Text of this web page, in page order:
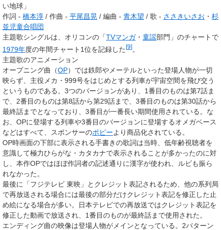
い地球」
作詞 - 橋本淳 / 作曲 - 平尾昌晃 / 編曲 - 青木望 / 歌 - ささきいさお ・ 杉
並児童合唱団
主題歌シングルは、オリコンの「TVマンガ・ 童謡部門」のチャートで
1979年度の年間チャート1位を記録した[9]。
主題歌のアニメーション
オープニング曲（OP）では鉄郎やメーテルといった登場人物が一切
映らず、主役メカ・999号をはじめとする列車が宇宙空間を飛び交う
というものである。3つのバージョンがあり、1番目のものは第7話ま
で、2番目のものは第8話から第29話まで、3番目のものは第30話から
最終話までとなっており、3番目が一番長い期間使用されている。な
お、OPに登場する列車や3番目のバージョンに登場するオメガベース
などはすべて、スポンサーのポピーより商品化されている。
OP時画面の下部に表示される手書きの歌詞は当時、低年齢視聴者を
意識して極力ひらがな・カタカナで表示されることが多かったのに対
し、本作OPではほぼ作詞者の記述通りに漢字が使われ、ルビも振ら
れなかった。
最後に「フジテレビ 東映」とクレジット表記されるため、他の系列局
で再放送される場合には最後の部分だけクレジット表記を修正した止
め絵になる場合が多い。日本テレビでの再放送ではクレジット表記を
修正した動画で放送され、1番目のものが最終話まで使用された。
エンディング曲の映像は登場人物がメインとなっている。2パターン